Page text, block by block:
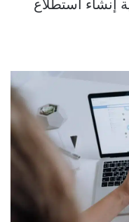
إنشاء استطلاع